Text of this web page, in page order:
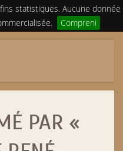
statistiques. Aucune donnée
Compreni
PAR «